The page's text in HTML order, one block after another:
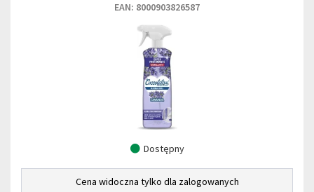
EAN: 8000903826587
Dostępny
Cena widoczna tylko dla zalogowanych